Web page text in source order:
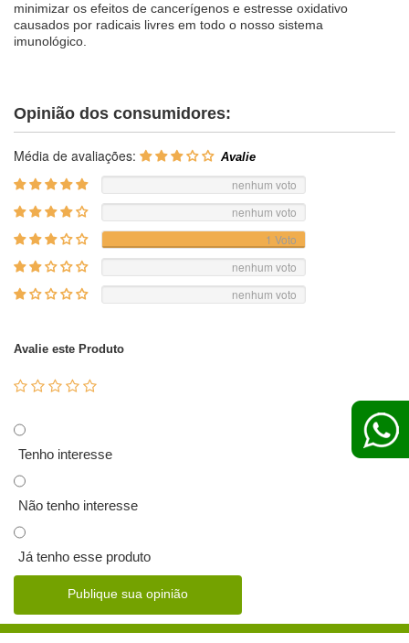
minimizar os efeitos de cancerígenos e estresse oxidativo
causados por radicais livres em todo o nosso sistema
imunológico.
Opinião dos consumidores:
Média de avaliações:
nenhum voto
nenhum voto
1 Voto
nenhum voto
nenhum voto
Avalie este Produto
Tenho interesse
Não tenho interesse
Já tenho esse produto
Publique sua opinião